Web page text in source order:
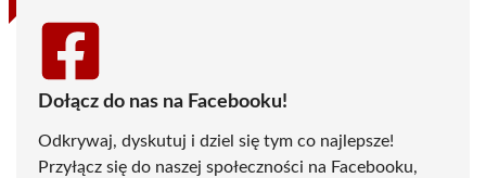
Dołącz do nas na Facebooku!
Odkrywaj, dyskutuj i dziel się tym co najlepsze!
Przyłącz się do naszej społeczności na Facebooku,